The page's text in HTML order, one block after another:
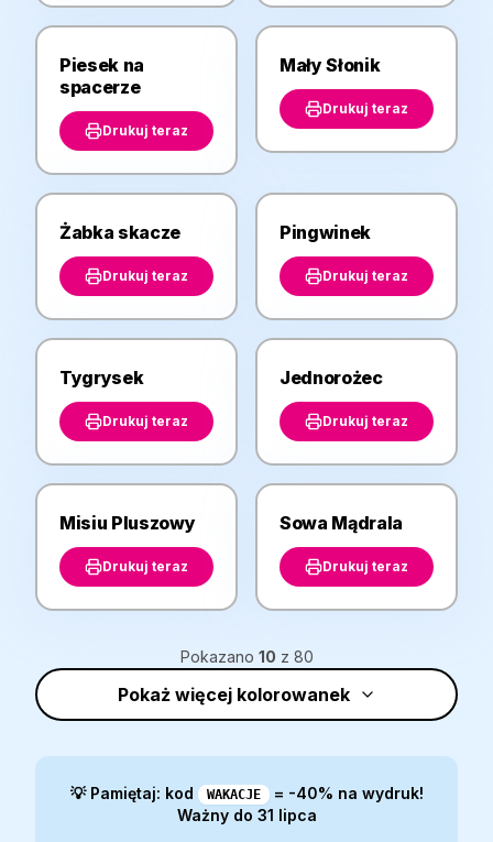
ZWIERZĘTA
Piesek na
spacerze
Drukuj teraz
ZWIERZĘTA
Mały Słonik
Drukuj teraz
ZWIERZĘTA
Żabka skacze
Drukuj teraz
ZWIERZĘTA
Pingwinek
Drukuj teraz
ZWIERZĘTA
Tygrysek
Drukuj teraz
ZWIERZĘTA
Jednorożec
Drukuj teraz
ZWIERZĘTA
Misiu Pluszowy
Drukuj teraz
ZWIERZĘTA
Sowa Mądrala
Drukuj teraz
Pokazano 10 z 80
Pokaż więcej kolorowanek
💡 Pamiętaj: kod WAKACJE
= -40% na wydruk!
Ważny do 31 lipca